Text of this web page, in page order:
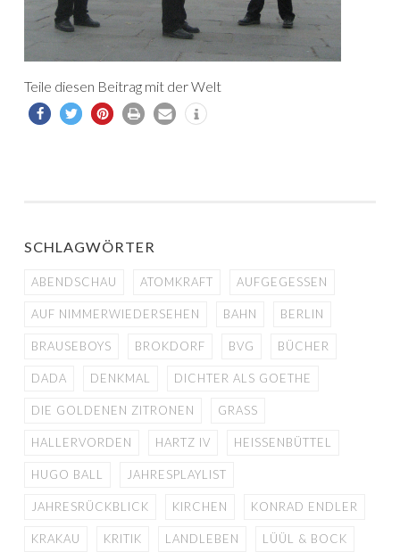
Teile diesen Beitrag mit der Welt
SCHLAGWÖRTER
ABENDSCHAU ATOMKRAFT AUFGEGESSEN
AUF NIMMERWIEDERSEHEN BAHN BERLIN
BRAUSEBOYS BROKDORF BVG BÜCHER
DADA DENKMAL DICHTER ALS GOETHE
DIE GOLDENEN ZITRONEN GRASS
HALLERVORDEN HARTZ IV HEISSENBÜTTEL
HUGO BALL JAHRESPLAYLIST
JAHRESRÜCKBLICK KIRCHEN KONRAD ENDLER
KRAKAU KRITIK LANDLEBEN LÜÜL & BOCK